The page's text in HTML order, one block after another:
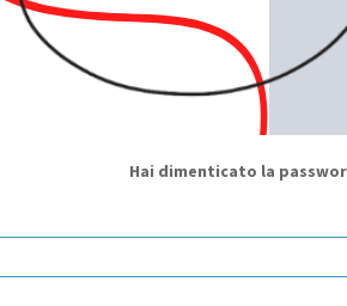
Hai dimenticato la